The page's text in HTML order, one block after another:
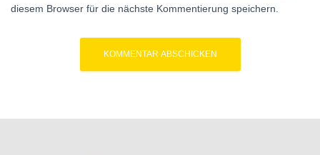
diesem Browser für die nächste Kommentierung speichern.